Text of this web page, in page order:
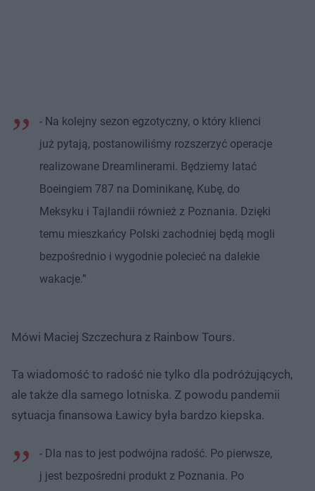
- Na kolejny sezon egzotyczny, o który klienci
już pytają, postanowiliśmy rozszerzyć operacje
realizowane Dreamlinerami. Będziemy latać
Boeingiem 787 na Dominikanę, Kubę, do
Meksyku i Tajlandii również z Poznania. Dzięki
temu mieszkańcy Polski zachodniej będą mogli
bezpośrednio i wygodnie polecieć na dalekie
wakacje.”
Mówi Maciej Szczechura z Rainbow Tours.
Ta wiadomość to radość nie tylko dla podróżujących,
ale także dla samego lotniska. Z powodu pandemii
sytuacja finansowa Ławicy była bardzo kiepska.
- Dla nas to jest podwójna radość. Po pierwsze,
j jest bezpośredni produkt z Poznania. Po